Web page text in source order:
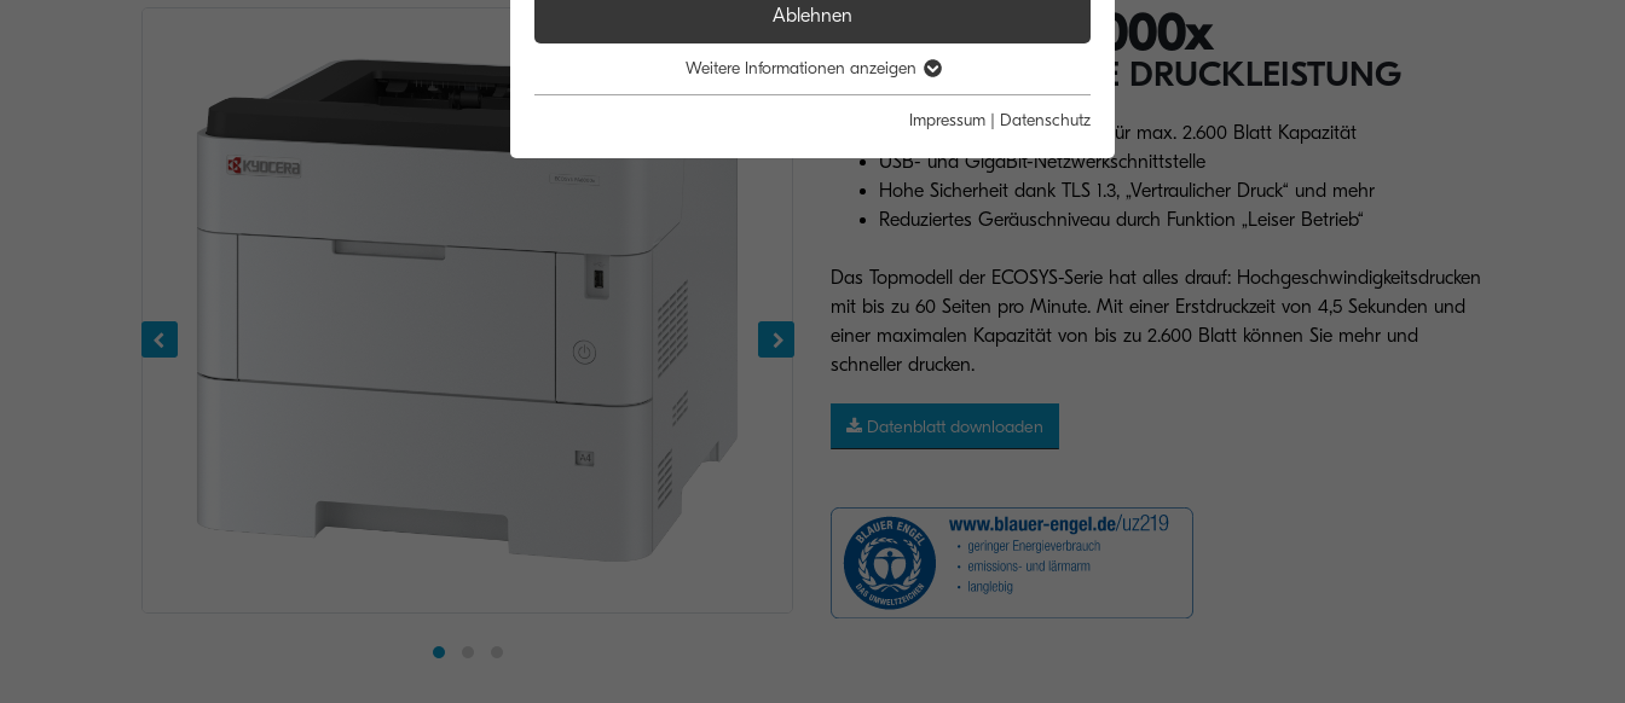
ECOSYS PA6000x
HERVORRAGENDE DRUCKLEISTUNG
Bis zu 6 Papierzuführungen für max. 2.600 Blatt Kapazität
USB- und GigaBit-Netzwerkschnittstelle
Hohe Sicherheit dank TLS 1.3, „Vertraulicher Druck“ und mehr
Reduziertes Geräuschniveau durch Funktion „Leiser Betrieb“
Das Topmodell der ECOSYS-Serie hat alles drauf: Hochgeschwindigkeitsdrucken
mit bis zu 60 Seiten pro Minute. Mit einer Erstdruckzeit von 4,5 Sekunden und
einer maximalen Kapazität von bis zu 2.600 Blatt können Sie mehr und
schneller drucken.
Datenblatt downloaden
Ablehnen
Weitere Informationen anzeigen
Impressum | Datenschutz